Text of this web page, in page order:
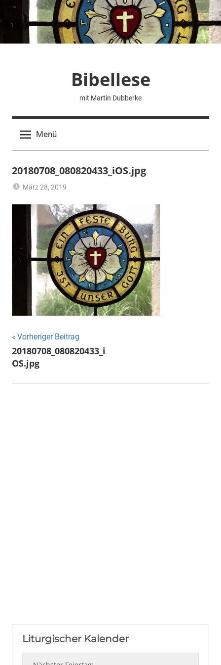
Zum
Inhalt
springen
Bibellese
mit Martin Dubberke
Menü
20180708_080820433_iOS.jpg
März 28, 2019
Beitragsnavigation
Vorheriger Beitrag
20180708_080820433_i
OS.jpg